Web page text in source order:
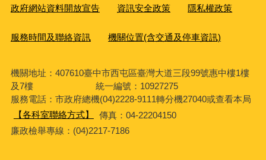
政府網站資料開放宣告 資訊安全政策 隱私權政策
服務時間及聯絡資訊 機關位置(含交通及停車資訊)
機關地址：407610臺中市西屯區臺灣大道三段99號惠中樓1樓
及7樓 統一編號：10927275
服務電話：市政府總機(04)2228-9111轉分機27040或查看本局
【各科室聯絡方式】
傳真：04-22204150
廉政檢舉專線：(04)2217-7186